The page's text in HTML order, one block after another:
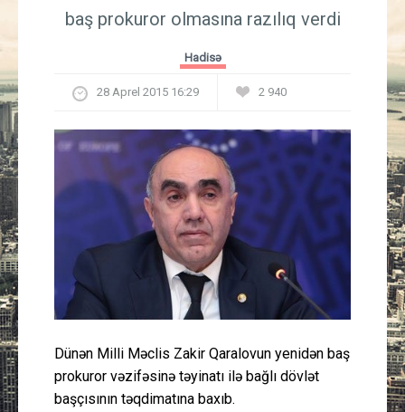
Güney Azərbaycan
Mədəniyyət
Müsahibə
İdman
Layihə
Gündəm
baş prokuror olmasına razılıq verdi
Hadisə
28 Aprel 2015 16:29 2 940
Dünən Milli Məclis Zakir Qaralovun yenidən baş
prokuror vəzifəsinə təyinatı ilə bağlı dövlət
başçısının təqdimatına baxıb.